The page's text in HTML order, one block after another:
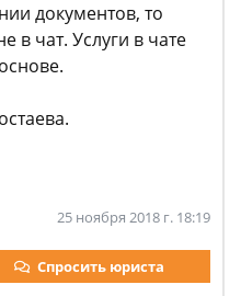
документов, то
в чат. Услуги в чате
25 ноября 2018 г. 18:19
Спросить юриста